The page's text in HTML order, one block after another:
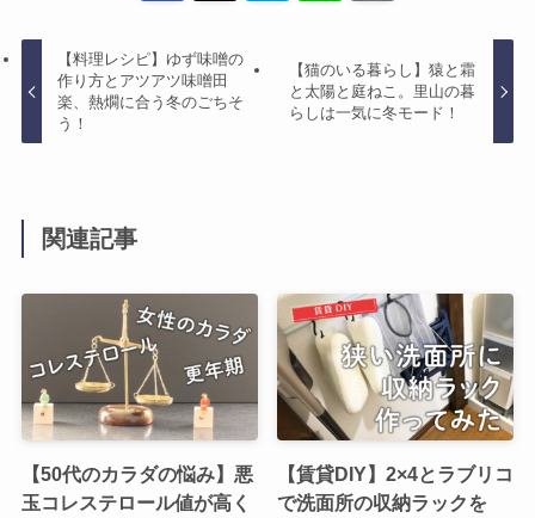
【料理レシピ】ゆず味噌の
作り方とアツアツ味噌田
楽、熱燗に合う冬のごちそ
う！
【猫のいる暮らし】猿と霜
と太陽と庭ねこ。里山の暮
らしは一気に冬モード！
関連記事
【50代のカラダの悩み】悪
玉コレステロール値が高く
【賃貸DIY】2×4とラブリコ
で洗面所の収納ラックを